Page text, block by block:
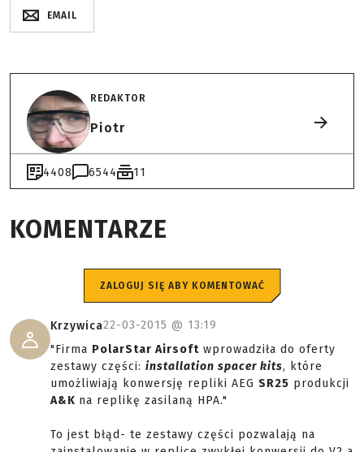
EMAIL
REDAKTOR
Piotr
4408 6544 11
KOMENTARZE
ZALOGUJ SIĘ ABY KOMENTOWAĆ
Krzywica22-03-2015 @ 13:19
"Firma PolarStar Airsoft wprowadziła do oferty
zestawy części: installation spacer kits, które
umożliwiają konwersję repliki AEG SR25 produkcji
A&K na replikę zasilaną HPA."
To jest błąd- te zestawy części pozwalają na